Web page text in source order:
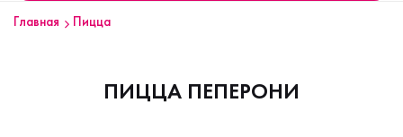
Главная Пицца
ПИЦЦА ПЕПЕРОНИ